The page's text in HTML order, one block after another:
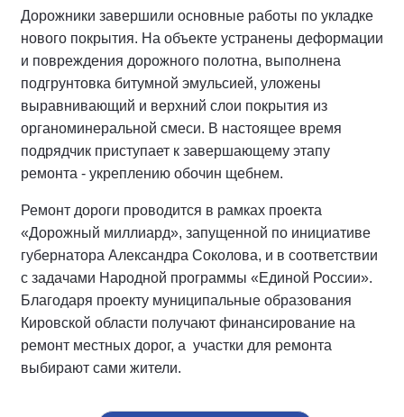
Дорожники завершили основные работы по укладке
нового покрытия. На объекте устранены деформации
и повреждения дорожного полотна, выполнена
подгрунтовка битумной эмульсией, уложены
выравнивающий и верхний слои покрытия из
органоминеральной смеси. В настоящее время
подрядчик приступает к завершающему этапу
ремонта - укреплению обочин щебнем.
Ремонт дороги проводится в рамках проекта
«Дорожный миллиард», запущенной по инициативе
губернатора Александра Соколова, и в соответствии
с задачами Народной программы «Единой России».
Благодаря проекту муниципальные образования
Кировской области получают финансирование на
ремонт местных дорог, а участки для ремонта
выбирают сами жители.